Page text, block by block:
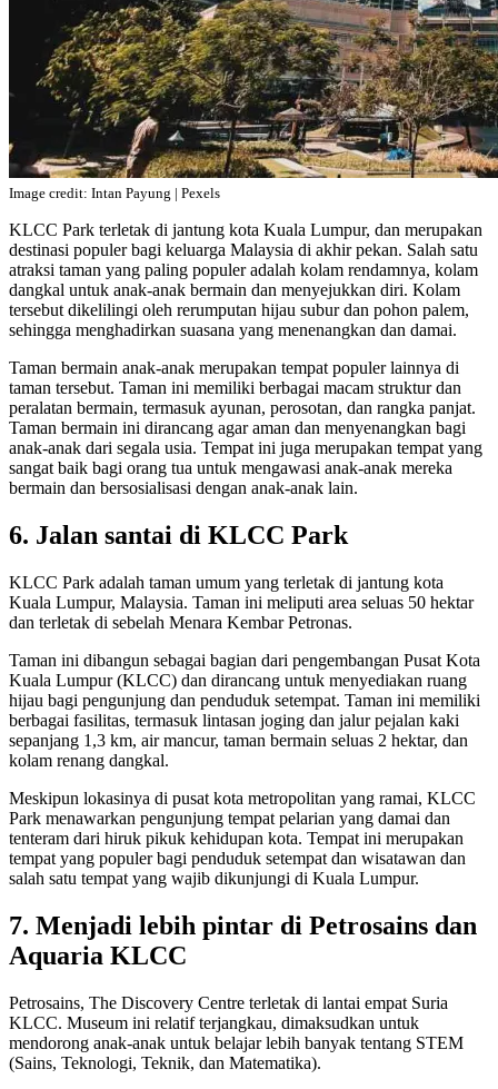
Image credit: Intan Payung | Pexels
KLCC Park terletak di jantung kota Kuala Lumpur, dan merupakan
destinasi populer bagi keluarga Malaysia di akhir pekan. Salah satu
atraksi taman yang paling populer adalah kolam rendamnya, kolam
dangkal untuk anak-anak bermain dan menyejukkan diri. Kolam
tersebut dikelilingi oleh rerumputan hijau subur dan pohon palem,
sehingga menghadirkan suasana yang menenangkan dan damai.
Taman bermain anak-anak merupakan tempat populer lainnya di
taman tersebut. Taman ini memiliki berbagai macam struktur dan
peralatan bermain, termasuk ayunan, perosotan, dan rangka panjat.
Taman bermain ini dirancang agar aman dan menyenangkan bagi
anak-anak dari segala usia. Tempat ini juga merupakan tempat yang
sangat baik bagi orang tua untuk mengawasi anak-anak mereka
bermain dan bersosialisasi dengan anak-anak lain.
6. Jalan santai di KLCC Park
KLCC Park adalah taman umum yang terletak di jantung kota
Kuala Lumpur, Malaysia. Taman ini meliputi area seluas 50 hektar
dan terletak di sebelah Menara Kembar Petronas.
Taman ini dibangun sebagai bagian dari pengembangan Pusat Kota
Kuala Lumpur (KLCC) dan dirancang untuk menyediakan ruang
hijau bagi pengunjung dan penduduk setempat. Taman ini memiliki
berbagai fasilitas, termasuk lintasan joging dan jalur pejalan kaki
sepanjang 1,3 km, air mancur, taman bermain seluas 2 hektar, dan
kolam renang dangkal.
Meskipun lokasinya di pusat kota metropolitan yang ramai, KLCC
Park menawarkan pengunjung tempat pelarian yang damai dan
tenteram dari hiruk pikuk kehidupan kota. Tempat ini merupakan
tempat yang populer bagi penduduk setempat dan wisatawan dan
salah satu tempat yang wajib dikunjungi di Kuala Lumpur.
7. Menjadi lebih pintar di Petrosains dan
Aquaria KLCC
Petrosains, The Discovery Centre terletak di lantai empat Suria
KLCC. Museum ini relatif terjangkau, dimaksudkan untuk
mendorong anak-anak untuk belajar lebih banyak tentang STEM
(Sains, Teknologi, Teknik, dan Matematika).